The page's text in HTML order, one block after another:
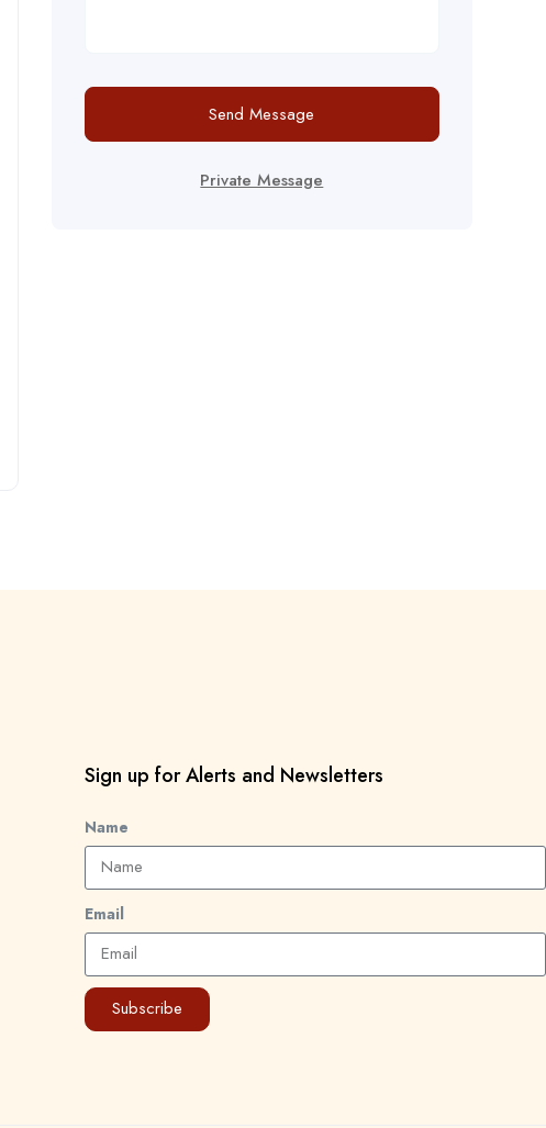
Send Message
Private Message
Sign up for Alerts and Newsletters
Name
Email
Subscribe